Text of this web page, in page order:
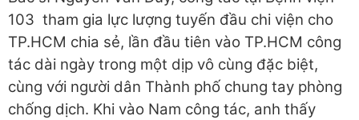
103 tham gia lực lượng tuyến đầu chi viện cho
TP.HCM chia sẻ, lần đầu tiên vào TP.HCM công
tác dài ngày trong một dịp vô cùng đặc biệt,
cùng với người dân Thành phố chung tay phòng
chống dịch. Khi vào Nam công tác, anh thấy